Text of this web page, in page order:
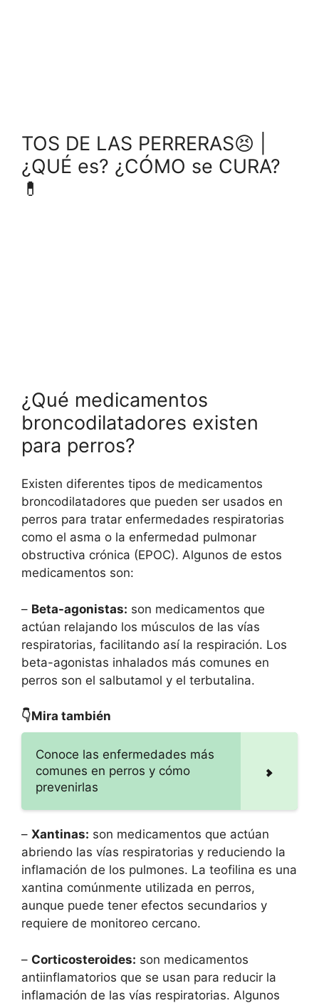
TOS DE LAS PERRERAS😣 |
¿QUÉ es? ¿CÓMO se CURA?
💊
¿Qué medicamentos
broncodilatadores existen
para perros?
Existen diferentes tipos de medicamentos
broncodilatadores que pueden ser usados en
perros para tratar enfermedades respiratorias
como el asma o la enfermedad pulmonar
obstructiva crónica (EPOC). Algunos de estos
medicamentos son:
– Beta-agonistas: son medicamentos que
actúan relajando los músculos de las vías
respiratorias, facilitando así la respiración. Los
beta-agonistas inhalados más comunes en
perros son el salbutamol y el terbutalina.
👇Mira también
Conoce las enfermedades más
comunes en perros y cómo
prevenirlas
– Xantinas: son medicamentos que actúan
abriendo las vías respiratorias y reduciendo la
inflamación de los pulmones. La teofilina es una
xantina comúnmente utilizada en perros,
aunque puede tener efectos secundarios y
requiere de monitoreo cercano.
– Corticosteroides: son medicamentos
antiinflamatorios que se usan para reducir la
inflamación de las vías respiratorias. Algunos